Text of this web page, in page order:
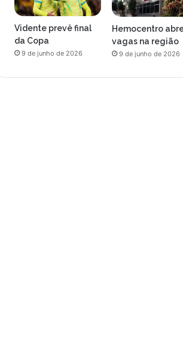
Vidente prevê final
da Copa
9 de junho de 2026
Hemocentro
vagas na região
9 de junho de 2026